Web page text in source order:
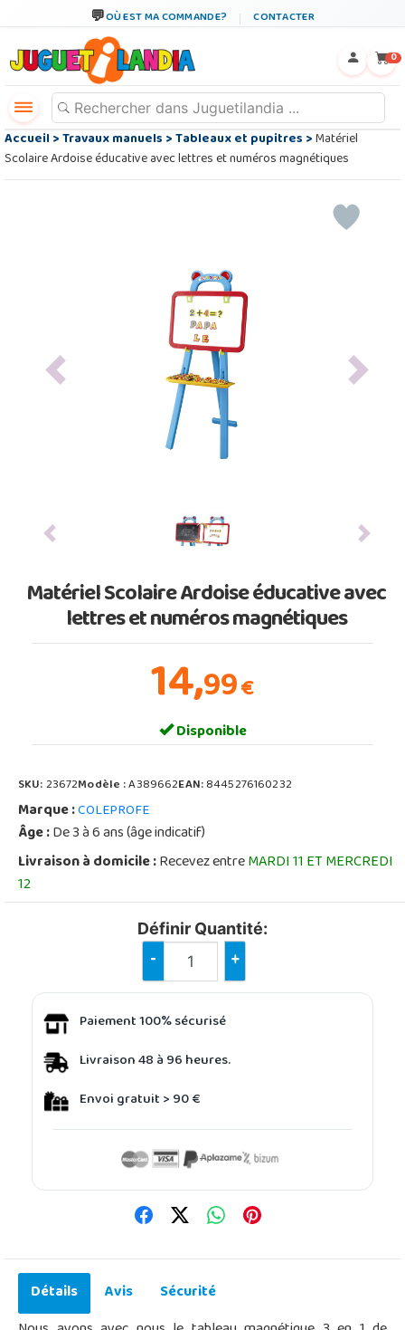
OÙ EST MA COMMANDE? CONTACTER
0
Accueil>Travaux manuels>Tableaux et pupitres>Matériel
Scolaire Ardoise éducative avec lettres et numéros magnétiques
Previous Next
Previous Next
Matériel Scolaire Ardoise éducative avec
lettres et numéros magnétiques
14,99€
Disponible
SKU:23672Modèle :A389662EAN:8445276160232
Marque :COLEPROFE
Âge :De 3 à 6 ans (âge indicatif)
Livraison à domicile :Recevez entreMARDI 11 ET MERCREDI
12
Définir Quantité:
- +
Paiement 100% sécurisé
Livraison 48 à 96 heures.
Envoi gratuit > 90 €
Détails Avis
Sécurité